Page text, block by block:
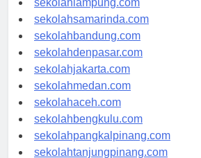
sekolahlampung.com
sekolahsamarinda.com
sekolahbandung.com
sekolahdenpasar.com
sekolahjakarta.com
sekolahmedan.com
sekolahaceh.com
sekolahbengkulu.com
sekolahpangkalpinang.com